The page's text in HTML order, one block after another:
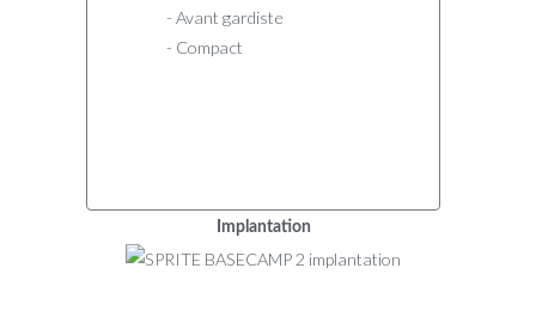
- Avant gardiste
- Compact
Implantation